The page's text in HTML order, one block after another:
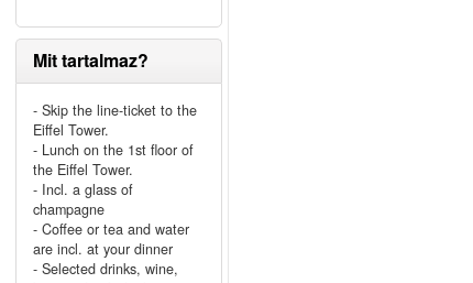
Mit tartalmaz?
- Skip the line-ticket to the
Eiffel Tower.
- Lunch on the 1st floor of
the Eiffel Tower.
- Incl. a glass of
champagne
- Coffee or tea and water
are incl. at your dinner
- Selected drinks, wine,